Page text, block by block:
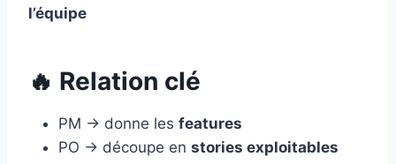
l’équipe
🔥 Relation clé
PM → donne les features
PO → découpe en stories exploitables